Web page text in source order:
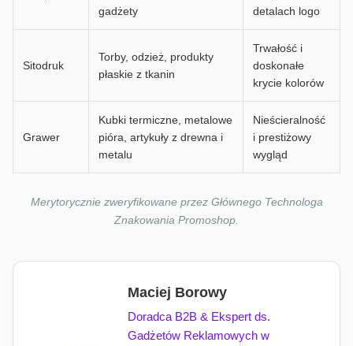
gadżety
detalach logo
Sitodruk
Torby, odzież, produkty
płaskie z tkanin
Trwałość i
doskonałe
krycie kolorów
Grawer
Kubki termiczne, metalowe
pióra, artykuły z drewna i
metalu
Nieścieralność
i prestiżowy
wygląd
Merytorycznie zweryfikowane przez Głównego Technologa
Znakowania Promoshop.
Maciej Borowy
Doradca B2B & Ekspert ds.
Gadżetów Reklamowych w